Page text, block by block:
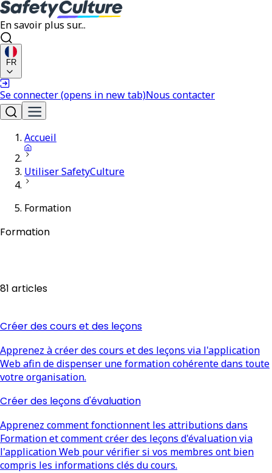
En savoir plus sur...
FR
Se connecter(opens in new tab)Nous contacter
Accueil
Utiliser SafetyCulture
Formation
Formation
81 articles
Créer des cours et des leçons
Apprenez à créer des cours et des leçons via l'application
Web afin de dispenser une formation cohérente dans toute
votre organisation.
Créer des leçons d'évaluation
Apprenez comment fonctionnent les attributions dans
Formation et comment créer des leçons d'évaluation via
l'application Web pour vérifier si vos membres ont bien
compris les informations clés du cours.